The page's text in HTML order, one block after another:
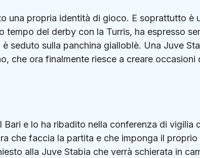
una propria identità di gioco. E soprattutto è
tempo del derby con la Turris, ha espresso
seduto sulla panchina gialloblè. Una Juve
che ora finalmente riesce a creare occasioni
e lo ha ribadito nella conferenza di vigilia
che faccia la partita e che imponga il proprio
alla Juve Stabia che verrà schierata in